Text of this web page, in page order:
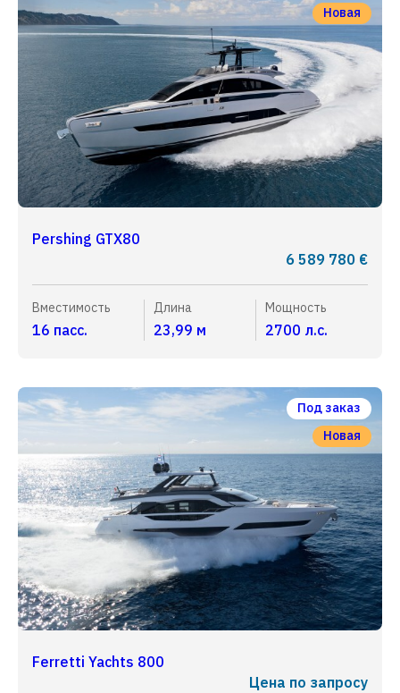
Новая
Pershing GTX80
6 589 780 €
Вместимость
16 пасс.
Длина
23,99 м
Мощность
2700 л.с.
Под заказ
Новая
Ferretti Yachts 800
Цена по запросу